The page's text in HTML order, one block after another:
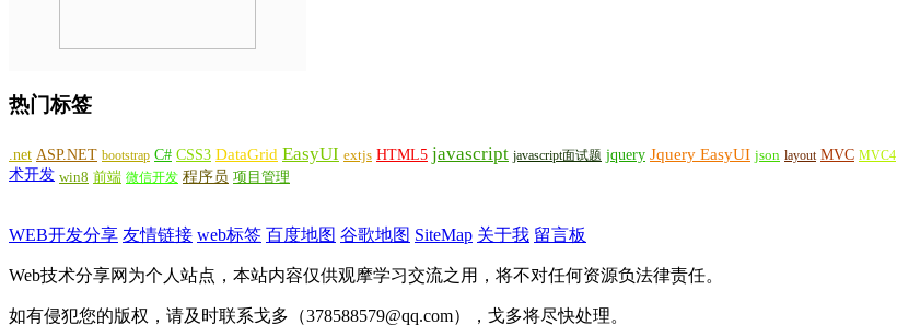
热门标签
.net ASP.NET bootstrap C# CSS3 DataGrid EasyUI extjs HTML5 javascript javascript面试题 jquery Jquery EasyUI json layout MVC MVC4
术开发 win8 前端 微信开发 程序员 项目管理
WEB开发分享 友情链接 web标签 百度地图 谷歌地图 SiteMap 关于我 留言板
Web技术分享网为个人站点，本站内容仅供观摩学习交流之用，将不对任何资源负法律责任。
如有侵犯您的版权，请及时联系戈多（378588579@qq.com），戈多将尽快处理。